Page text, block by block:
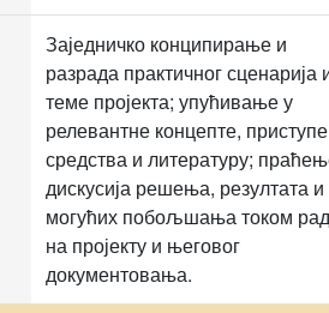
Заједничко конципирање и
разрада практичног сценарија
теме пројекта; упућивање у
релевантне концепте,
средства и литературу;
дискусија решења, резултата и
могућих побољшања током
на пројекту и његовог
документовања.